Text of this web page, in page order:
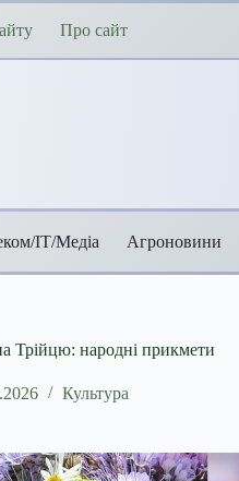
Про сайт
ІТ/Медіа Агроновини
Трійцю: народні прикмети
Культура